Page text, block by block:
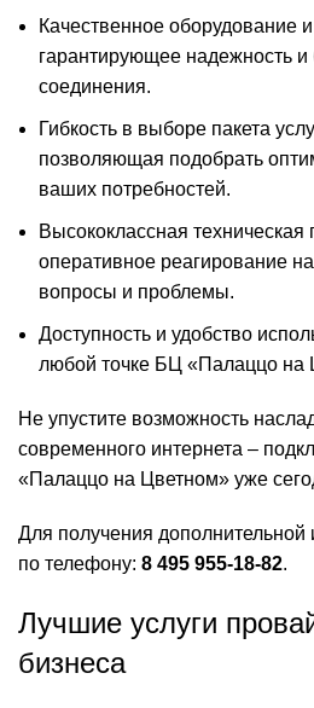
Качественное оборудование
гарантирующее надежность и
соединения.
Гибкость в выборе пакета
позволяющая подобрать
ваших потребностей.
Высококлассная техническая
оперативное реагирование
вопросы и проблемы.
Доступность и удобство
любой точке БЦ «Палаццо на
Не упустите возможность
современного интернета –
«Палаццо на Цветном» уже
Для получения
по телефону: 8 495 955-18-82.
Лучшие услуги
бизнеса